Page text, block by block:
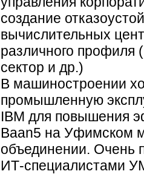
создание
вычислительных
различного профиля
сектор и др.)
В машиностроении
промышленную
IBM для повышения
Baan5 на Уфимском
объединении. Очень
ИТ-специалистами